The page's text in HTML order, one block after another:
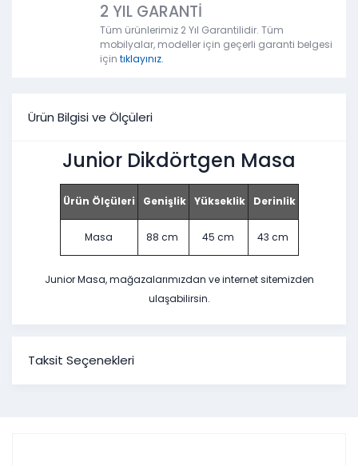
2 YIL GARANTİ
Tüm ürünlerimiz 2 Yıl Garantilidir. Tüm
mobilyalar, modeller için geçerli garanti belgesi
için tıklayınız.
Ürün Bilgisi ve Ölçüleri
Junior Dikdörtgen Masa
Ürün Ölçüleri Genişlik Yükseklik Derinlik
Masa 88 cm 45 cm 43 cm
Junior Masa, mağazalarımızdan ve internet sitemizden
ulaşabilirsin.
Taksit Seçenekleri